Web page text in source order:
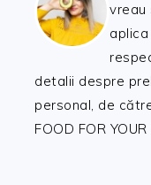
vreau
detalii despre
personal, de
FOOD FOR